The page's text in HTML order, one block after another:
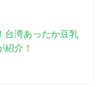
台湾あったか豆乳
紹介！